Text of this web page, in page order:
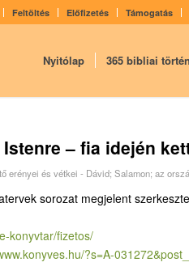
Feltöltés Előfizetés Támogatás
Nyitólap 365 bibliai
– fia idején
erényei és vétkei - Dávid; Salamon; az
sorozat megjelent
konyvtar/fizetos/
?s=A-